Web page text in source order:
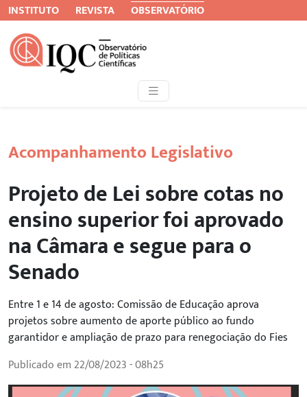
INSTITUTO REVISTA OBSERVATÓRIO
Acompanhamento Legislativo
Projeto de Lei sobre cotas no
ensino superior foi aprovado
na Câmara e segue para o
Senado
Entre 1 e 14 de agosto: Comissão de Educação aprova
projetos sobre aumento de aporte público ao fundo
garantidor e ampliação de prazo para renegociação do Fies
Publicado em 22/08/2023 - 08h25